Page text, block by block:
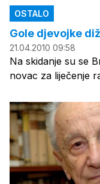
OSTALO
Gole djevojke
21.04.2010 09:58
Na skidanje su se
novac za liječenje